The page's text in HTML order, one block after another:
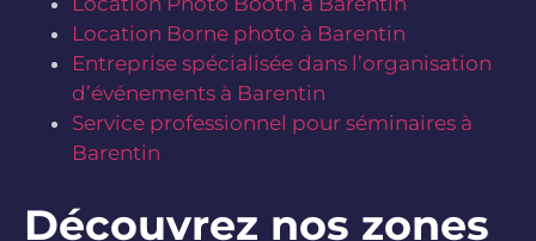
Location Borne photo à Barentin
Entreprise spécialisée dans l’organisation
d’événements à Barentin
Service professionnel pour séminaires à
Barentin
Découvrez nos zones